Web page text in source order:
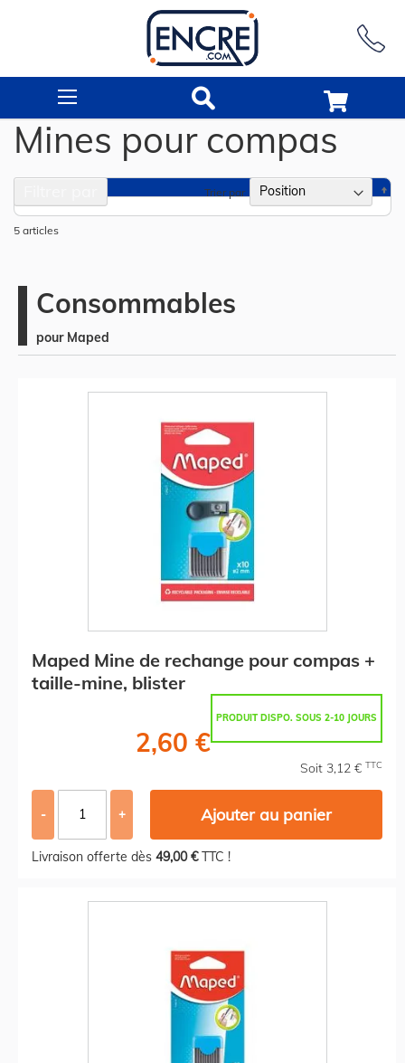
Mines pour compas
5 articles
Trier par
Consommables
pour Maped
Maped Mine de rechange pour compas +
taille-mine, blister
PRODUIT DISPO. SOUS 2-10 JOURS
2,60 €
Soit 3,12 € TTC
- + Ajouter au panier
Livraison offerte dès 49,00 €TTC !